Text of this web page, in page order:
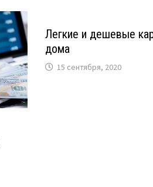
Легкие и дешевые
дома
15 сентября, 2020